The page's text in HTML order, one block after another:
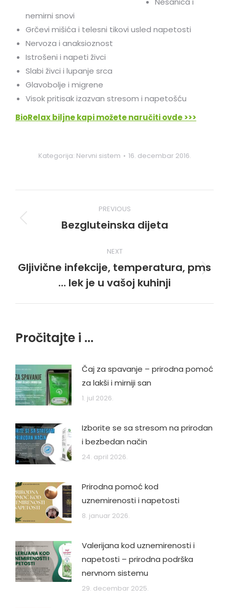
nemirni snovi
Grčevi mišića i telesni tikovi usled napetosti
Nervoza i anaksioznost
Istrošeni i napeti živci
Slabi živci i lupanje srca
Glavobolje i migrene
Visok pritisak izazvan stresom i napetošću
BioRelax biljne kapi možete naručiti ovde >>>
Kategorija: Nervni sistem 16. decembar 2016.
navigation
PREVIOUS
Previous
Bezgluteinska dijeta
NEXT
Next
post:
Gljivične infekcije, temperatura, pms
… lek je u vašoj kuhinji
Pročitajte i ...
Čaj za spavanje – prirodna pomoć
za lakši i mirniji san
1. jul 2026.
Izborite se sa stresom na prirodan
i bezbedan način
24. april 2026.
Prirodna pomoć kod
uznemirenosti i napetosti
8. januar 2026.
Valerijana kod uznemirenosti i
napetosti – prirodna podrška
nervnom sistemu
29. decembar 2025.